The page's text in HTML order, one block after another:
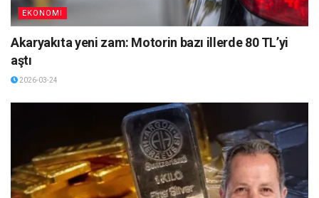
EKONOMI
Akaryakıta yeni zam: Motorin bazı illerde 80 TL’yi
aştı
2026-03-24